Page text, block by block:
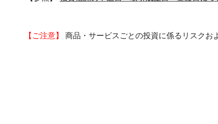
【ご注意】 商品・サービスごとの投資に係るリスクお